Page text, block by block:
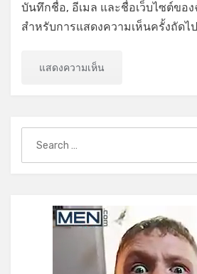
บันทึกชื่อ, อีเมล และชื่อเว็บไซต์ขอ
สำหรับการแสดงความเห็นครั้งถัดไป
for: